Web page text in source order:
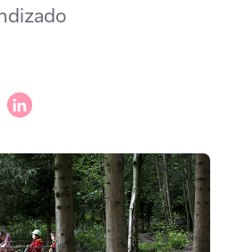
via E-mailvia Facebook
Compartilhar via LinkedIn